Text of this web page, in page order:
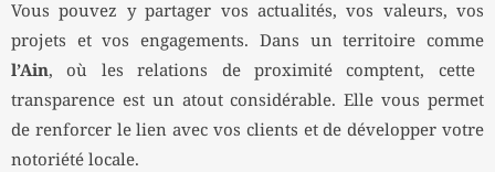
Vous pouvez y partager vos actualités, vos valeurs, vos
projets et vos engagements. Dans un territoire comme
l’Ain, où les relations de proximité comptent, cette
transparence est un atout considérable. Elle vous permet
de renforcer le lien avec vos clients et de développer votre
notoriété locale.